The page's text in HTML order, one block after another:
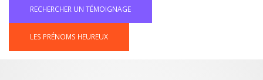
LES PRÉNOMS HEUREUX